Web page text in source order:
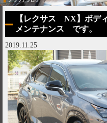
【レクサス NX】ボ
メンテナンス です。
2019.11.25